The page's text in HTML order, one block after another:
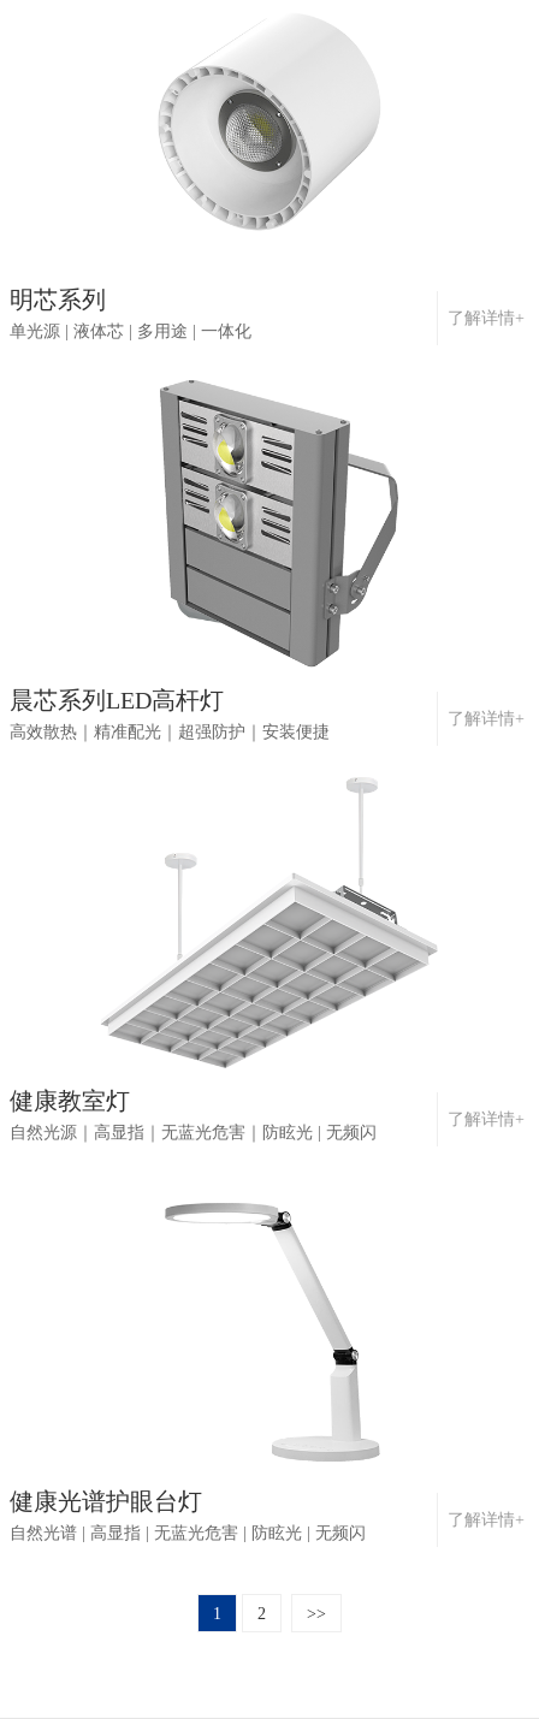
了解详情+
明芯系列
单光源 | 液体芯 | 多用途 | 一体化
了解详情+
晨芯系列LED高杆灯
高效散热｜精准配光｜超强防护｜安装便捷
了解详情+
健康教室灯
自然光源｜高显指｜无蓝光危害｜防眩光 | 无频闪
了解详情+
健康光谱护眼台灯
自然光谱 | 高显指 | 无蓝光危害 | 防眩光 | 无频闪
1 2 >>